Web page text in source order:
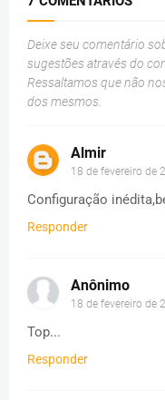
Deixe seu comentário
sugestões através do
Ressaltamos que não
dos mesmos.
Almir
18 de fevereiro de
Configuração
Responder
Anônimo
18 de fevereiro de
Top...
Responder